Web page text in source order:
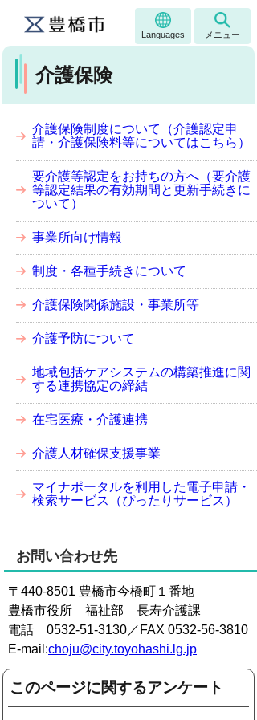
Languages メニュー
介護保険
介護保険制度について（介護認定申
請・介護保険料等についてはこちら）
要介護等認定をお持ちの方へ（要介護
等認定結果の有効期間と更新手続きに
ついて）
事業所向け情報
制度・各種手続きについて
介護保険関係施設・事業所等
介護予防について
地域包括ケアシステムの構築推進に関
する連携協定の締結
在宅医療・介護連携
介護人材確保支援事業
マイナポータルを利用した電子申請・
検索サービス（ぴったりサービス）
お問い合わせ先
〒440-8501 豊橋市今橋町１番地
豊橋市役所 福祉部 長寿介護課
電話 0532-51-3130／FAX 0532-56-3810
E-mail:choju@city.toyohashi.lg.jp
このページに関するアンケート